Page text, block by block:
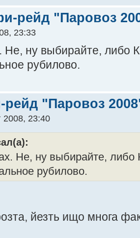
рейд "Паровоз
23:33
Не, ну выбирайте, либо
рубилово.
"Паровоз
2008, 23:40
Не, ну выбирайте, либо
рубилово.
йезть ищо многа